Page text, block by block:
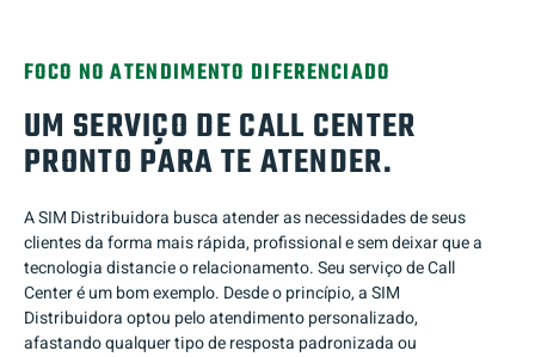
FOCO NO ATENDIMENTO DIFERENCIADO
UM SERVIÇO DE CALL CENTER
PRONTO PARA TE ATENDER.
A SIM Distribuidora busca atender as necessidades de seus
clientes da forma mais rápida, profissional e sem deixar que a
tecnologia distancie o relacionamento. Seu serviço de Call
Center é um bom exemplo. Desde o princípio, a SIM
Distribuidora optou pelo atendimento personalizado,
afastando qualquer tipo de resposta padronizada ou